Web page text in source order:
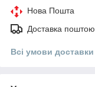
Нова Пошта
Доставка поштою
Всі умови доставки